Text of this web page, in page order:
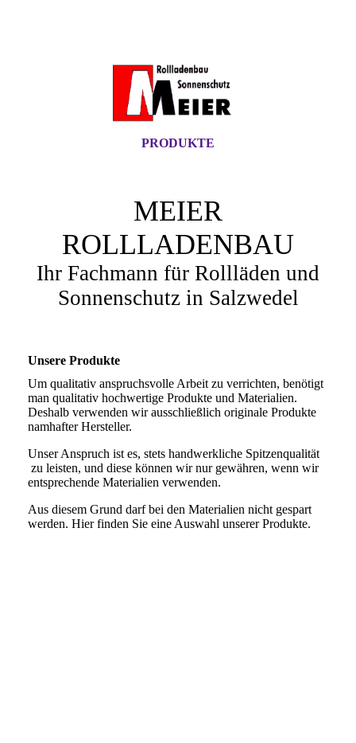
PRODUKTE
MEIER
ROLLLADENBAU
Ihr Fachmann für Rollläden und
Sonnenschutz in Salzwedel
Unsere Produkte
Um qualitativ anspruchsvolle Arbeit zu verrichten, benötigt
man qualitativ hochwertige Produkte und Materialien.
Deshalb verwenden wir ausschließlich originale Produkte
namhafter Hersteller.
Unser Anspruch ist es, stets handwerkliche Spitzenqualität
zu leisten, und diese können wir nur gewähren, wenn wir
entsprechende Materialien verwenden.
Aus diesem Grund darf bei den Materialien nicht gespart
werden. Hier finden Sie eine Auswahl unserer Produkte.